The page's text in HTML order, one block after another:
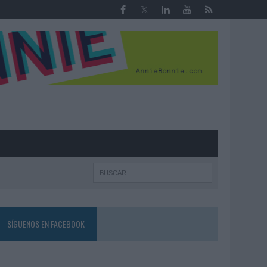
SÍGUENOS EN FACEBOOK